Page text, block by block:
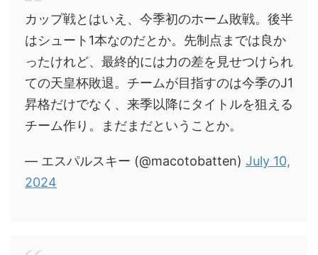
カップ戦とはいえ、今季初のホーム敗戦。後半
はシュート1本なのだとか。先制点までは良か
ったけれど、最終的には力の差を見せつけられ
ての天皇杯敗退。チームが目指すのは今季のJ1
昇格だけでなく、来季以降にタイトルを狙える
チーム作り。まだまだということか。
— エスパルスキー (@macotobatten) July 10,
2024